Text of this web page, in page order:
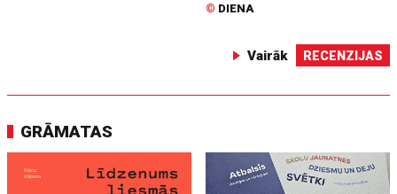
© DIENA
Vairāk RECENZIJAS
GRĀMATAS